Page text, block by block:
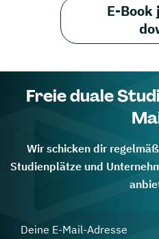
E-
Freie duale
Wir schicken dir
Studienplätze und
Deine E-Mail-Adresse